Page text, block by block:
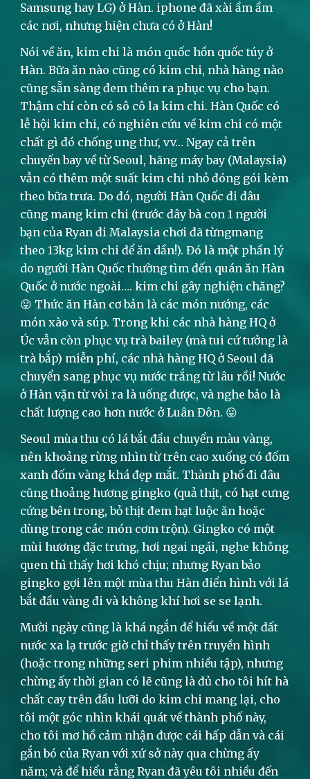
Samsung hay LG) ở Hàn. iphone đã xài ầm ầm
các nơi, nhưng hiện chưa có ở Hàn!
Nói về ăn, kim chi là món quốc hồn quốc túy ở
Hàn. Bữa ăn nào cũng có kim chi, nhà hàng nào
cũng sẵn sàng đem thêm ra phục vụ cho bạn.
Thậm chí còn có sô cô la kim chi. Hàn Quốc có
lễ hội kim chi, có nghiên cứu về kim chi có một
chất gì đó chống ung thư, vv… Ngay cả trên
chuyến bay về từ Seoul, hãng máy bay (Malaysia)
vẫn có thêm một suất kim chi nhỏ đóng gói kèm
theo bữa trưa. Do đó, người Hàn Quốc đi đâu
cũng mang kim chi (trước đây bà con 1 người
bạn của Ryan đi Malaysia chơi đã từngmang
theo 13kg kim chi để ăn dần!). Đó là một phần lý
do người Hàn Quốc thường tìm đến quán ăn Hàn
Quốc ở nước ngoài…. kim chi gây nghiện chăng?
😛 Thức ăn Hàn cơ bản là các món nướng, các
món xào và súp. Trong khi các nhà hàng HQ ở
Úc vẫn còn phục vụ trà bailey (mà tui cứ tưởng là
trà bắp) miễn phí, các nhà hàng HQ ở Seoul đã
chuyển sang phục vụ nước trắng từ lâu rồi! Nước
ở Hàn vặn từ vòi ra là uống được, và nghe bảo là
chất lượng cao hơn nước ở Luân Đôn. 😛
Seoul mùa thu có lá bắt đầu chuyển màu vàng,
nên khoảng rừng nhìn từ trên cao xuống có đốm
xanh đốm vàng khá đẹp mắt. Thành phố đi đâu
cũng thoảng hương gingko (quả thịt, có hạt cưng
cứng bên trong, bỏ thịt đem hạt luộc ăn hoặc
dùng trong các món cơm trộn). Gingko có một
mùi hương đặc trưng, hơi ngai ngái, nghe không
quen thì thấy hơi khó chịu; nhưng Ryan bảo
gingko gợi lên một mùa thu Hàn điển hình với lá
bắt đầu vàng đi và không khí hơi se se lạnh.
Mười ngày cũng là khá ngắn để hiểu về một đất
nước xa lạ trước giờ chỉ thấy trên truyền hình
(hoặc trong những seri phim nhiều tập), nhưng
chừng ấy thời gian có lẽ cũng là đủ cho tôi hít hà
chất cay trên đầu lưỡi do kim chi mang lại, cho
tôi một góc nhìn khái quát về thành phố này,
cho tôi mơ hồ cảm nhận được cái hấp dẫn và cái
gắn bó của Ryan với xứ sở này qua chừng ấy
năm; và để hiểu rằng Ryan đã yêu tôi nhiều đến